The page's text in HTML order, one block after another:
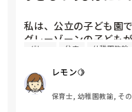
い)※辛すぎて表情が死
してます。
・出勤時の服装(Tシャ
ュアル意識して欲しい
・上靴置く場所が違う
す)
着いてますか？
ついてなければ録音を
スタイルで証拠集めを
信じられる口が堅い先
居るのであれば、証
私は、公立の子ども園
グレーゾーンの子ども
呼んでいます。でも、
に言われました。みな
ますか⁇
グレー 公立 幼稚園教諭
レモン🍋
保育士, 幼稚園教諭, そ